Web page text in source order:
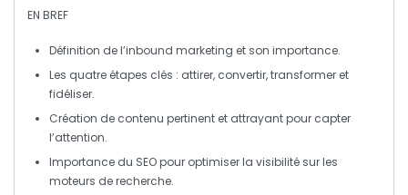
EN BREF
Définition de l’inbound marketing et son importance.
Les quatre étapes clés : attirer, convertir, transformer et
fidéliser.
Création de contenu pertinent et attrayant pour capter
l’attention.
Importance du SEOpour optimiser la visibilité sur les
moteurs de recherche.